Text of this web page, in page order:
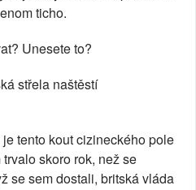
ticho.
Unesete to?
střela naštěstí
tento kout cizineckého pole
skoro rok, než se
se sem dostali, britská vláda